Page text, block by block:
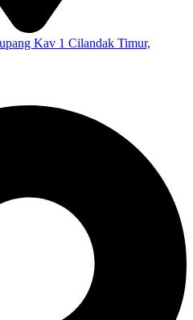
Kav 1 Cilandak Timur,